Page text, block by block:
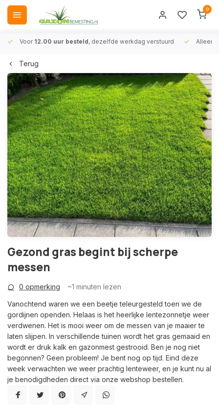
0
Voor 12.00 uur besteld, dezelfde werkdag verstuurd Alleen
Terug
Gezond gras begint bij scherpe
messen
0 opmerking ~1 minuten lezen
Vanochtend waren we een beetje teleurgesteld toen we de
gordijnen openden. Helaas is het heerlijke lentezonnetje weer
verdwenen. Het is mooi weer om de messen van je maaier te
laten slijpen. In verschillende tuinen wordt het gras gemaaid en
wordt er druk kalk en gazonmest gestrooid. Ben je nog niet
begonnen? Geen probleem! Je bent nog op tijd. Eind deze
week verwachten we weer prachtig lenteweer, en je kunt nu al
je benodigdheden direct via onze webshop bestellen.